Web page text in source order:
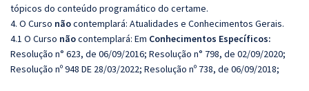
tópicos do conteúdo programático do certame.
4. O Curso nãocontemplará: Atualidades e Conhecimentos Gerais.
4.1 O Curso nãocontemplará: Em Conhecimentos Específicos:
Resolução n° 623, de 06/09/2016; Resolução n° 798, de 02/09/2020;
Resolução nº 948 DE 28/03/2022; Resolução nº 738, de 06/09/2018;